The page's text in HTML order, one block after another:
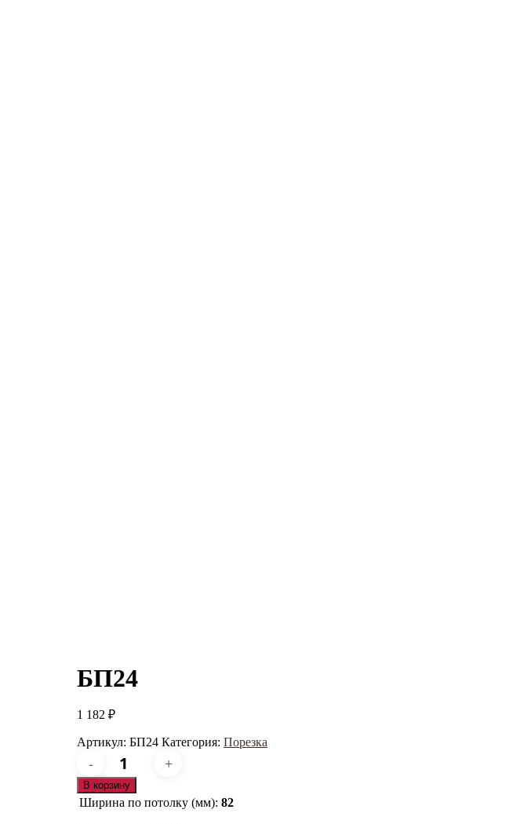
БП24
1 182 ₽
Артикул: БП24 Категория: Порезка
Количество
товара
БП24
В корзину
Ширина по потолку (мм): 82